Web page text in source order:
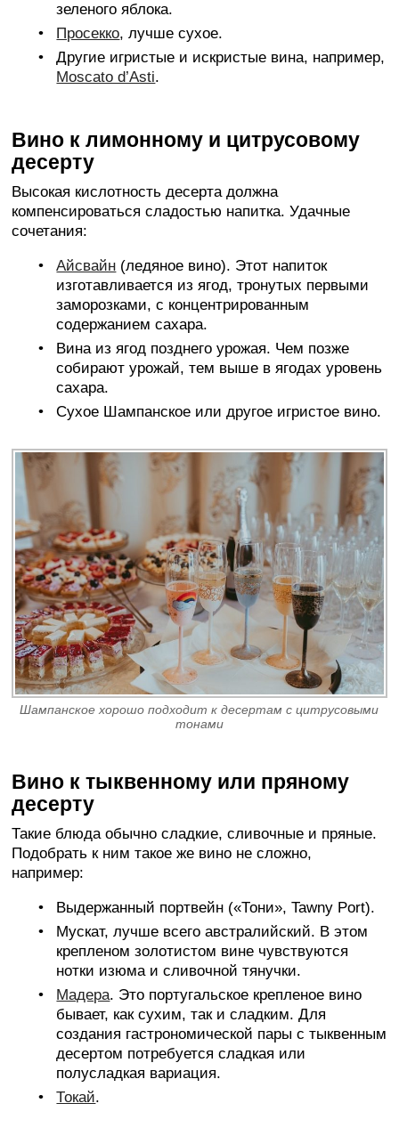
зеленого яблока.
Просекко, лучше сухое.
Другие игристые и искристые вина, например,
Moscato d’Asti.
Вино к лимонному и цитрусовому
десерту
Высокая кислотность десерта должна
компенсироваться сладостью напитка. Удачные
сочетания:
Айсвайн (ледяное вино). Этот напиток
изготавливается из ягод, тронутых первыми
заморозками, с концентрированным
содержанием сахара.
Вина из ягод позднего урожая. Чем позже
собирают урожай, тем выше в ягодах уровень
сахара.
Сухое Шампанское или другое игристое вино.
Шампанское хорошо подходит к десертам с цитрусовыми
тонами
Вино к тыквенному или пряному
десерту
Такие блюда обычно сладкие, сливочные и пряные.
Подобрать к ним такое же вино не сложно,
например:
Выдержанный портвейн («Тони», Tawny Port).
Мускат, лучше всего австралийский. В этом
крепленом золотистом вине чувствуются
нотки изюма и сливочной тянучки.
Мадера. Это португальское крепленое вино
бывает, как сухим, так и сладким. Для
создания гастрономической пары с тыквенным
десертом потребуется сладкая или
полусладкая вариация.
Токай.